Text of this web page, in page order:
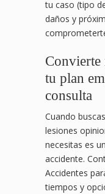
tu caso (tipo
daños y
Convierte
tu plan
consulta
Cuando
lesiones
necesitas es
accidente.
Accidentes
tiempos y